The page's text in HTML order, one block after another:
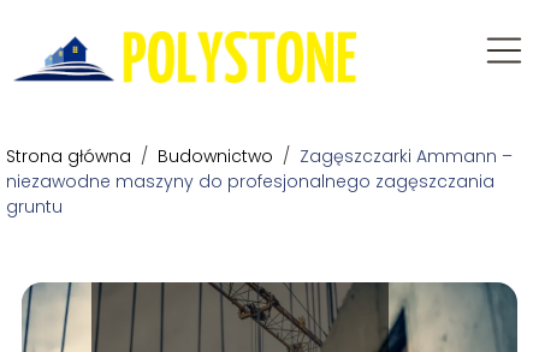
Strona główna / Budownictwo / Zagęszczarki Ammann –
niezawodne maszyny do profesjonalnego zagęszczania
gruntu